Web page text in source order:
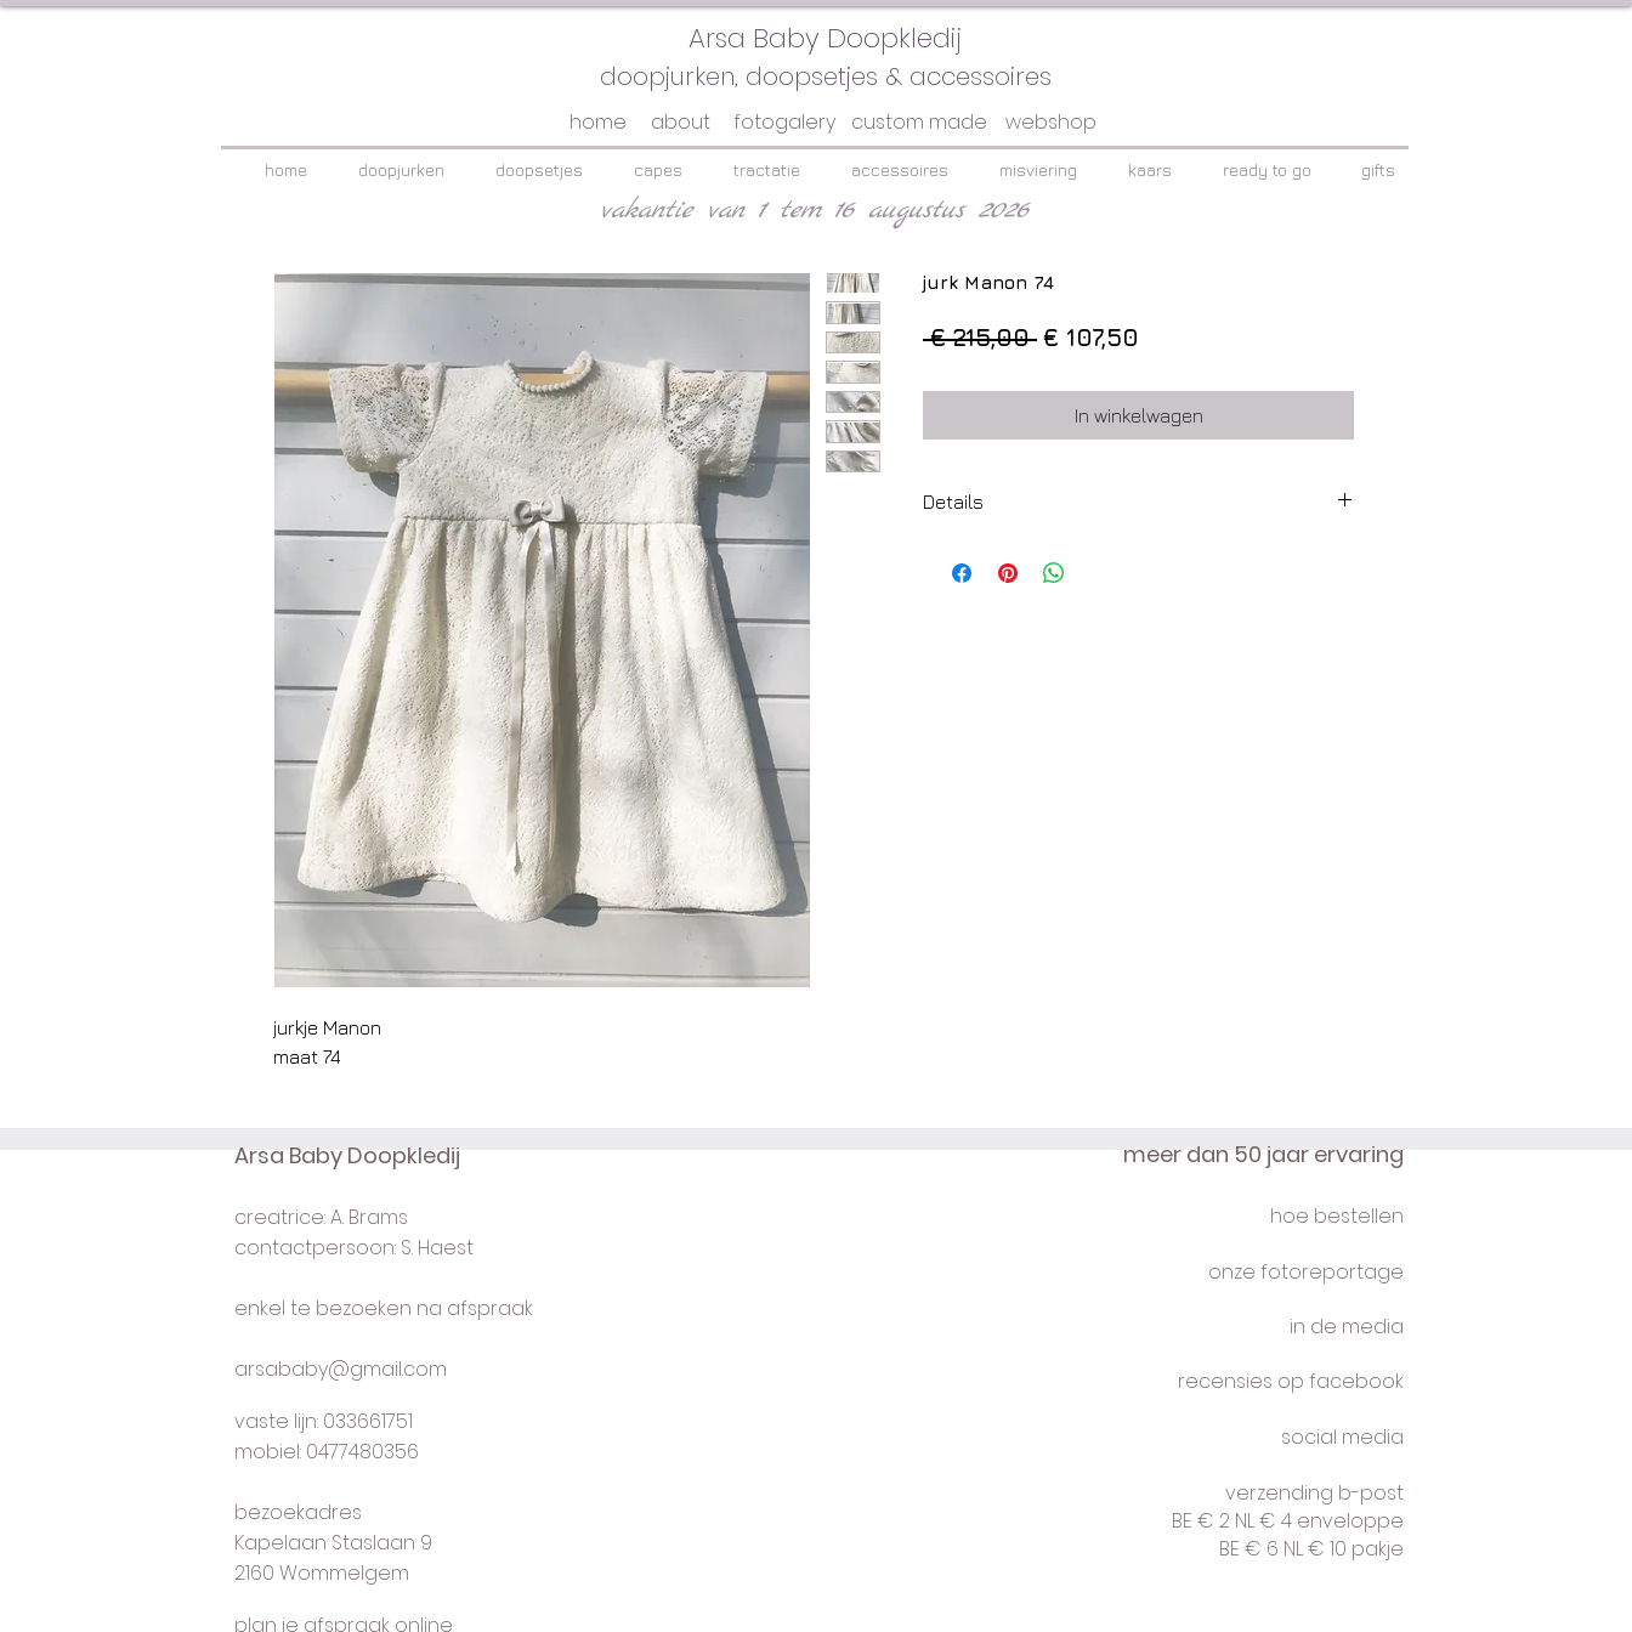
Arsa Baby Doopkledij
doopjurken, doopsetjes & accessoires
home about fotogalery custom made webshop
home doopjurken doopsetjes capes tractatie accessoires misviering kaars ready to go gifts
vakantie van 1 tem 16 augustus 2026
jurkje Manon
maat 74
jurk Manon 74
€ 215,00 Normale
€ 107,50
In winkelwagen
Details
stof: katoenen antieken kant
Arsa Baby Doopkledij
creatrice: A. Brams
contactpersoon: S. Haest
enkel te bezoeken na afspraak
arsababy@gmail.com
vaste lijn: 033661751
mobiel: 0477480356
bezoekadres
Kapelaan Staslaan 9
2160 Wommelgem
plan je afspraak online
meer dan 50 jaar ervaring
hoe bestellen
onze fotoreportage
in de media
recensies op facebook
social media
verzending b-post
BE € 2 NL € 4 enveloppe
BE € 6 NL € 10 pakje